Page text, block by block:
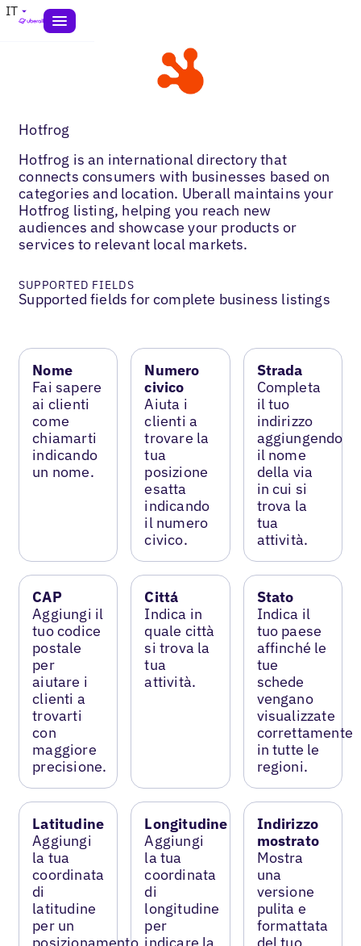
IT
Hotfrog
Hotfrog is an international directory that
connects consumers with businesses based on
categories and location. Uberall maintains your
Hotfrog listing, helping you reach new
audiences and showcase your products or
services to relevant local markets.
SUPPORTED FIELDS
Supported fields for complete business listings
Nome
Fai sapere
ai clienti
come
chiamarti
indicando
un nome.
Numero
civico
Aiuta i
clienti a
trovare la
tua
posizione
esatta
indicando
il numero
civico.
Strada
Completa
il tuo
indirizzo
aggiungendo
il nome
della via
in cui si
trova la
tua
attività.
CAP
Aggiungi il
tuo codice
postale
per
aiutare i
clienti a
trovarti
con
maggiore
precisione.
Cittá
Indica in
quale città
si trova la
tua
attività.
Stato
Indica il
tuo paese
affinché le
tue
schede
vengano
visualizzate
correttamente
in tutte le
regioni.
Latitudine
Aggiungi
la tua
coordinata
di
latitudine
per un
posizionamento
Longitudine
Aggiungi
la tua
coordinata
di
longitudine
per
indicare la
Indirizzo
mostrato
Mostra
una
versione
pulita e
formattata
del tuo